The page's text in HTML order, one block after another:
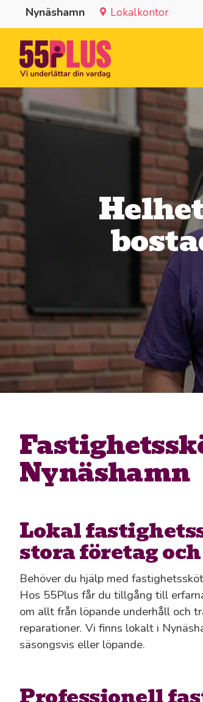
Nynäshamn Lokalkontor
Nynäshamn
Lokal
stora företag
Behöver du hjälp med
Hos 55Plus får du tillgång till
om allt från löpande underhåll och
reparationer. Vi finns lokalt i
säsongsvis eller löpande.